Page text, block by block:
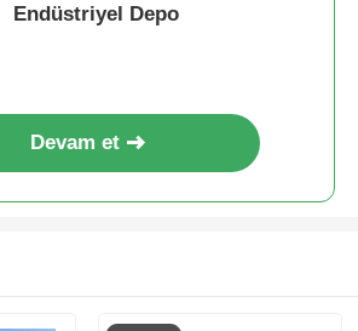
Endüstriyel Depo
Devam et